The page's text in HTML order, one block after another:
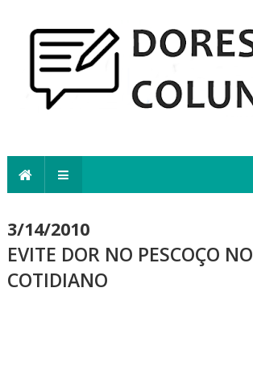
3/14/2010
EVITE DOR NO PESCOÇO NO
COTIDIANO